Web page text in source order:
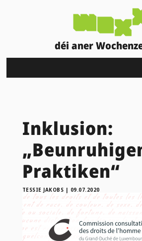
déi aner
Inklusion:
Praktiken“
TESSIE JAKOBS | 09.07.2020